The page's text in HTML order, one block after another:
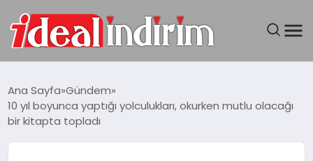
BILGISAYAR
Ana Sayfa Gündem
10 yıl boyunca yaptığı yolculukları, okurken mutlu olacağı
bir kitapta topladı